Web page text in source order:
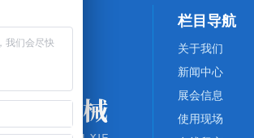
栏目导航
关于我们
新闻中心
展会信息
使用现场